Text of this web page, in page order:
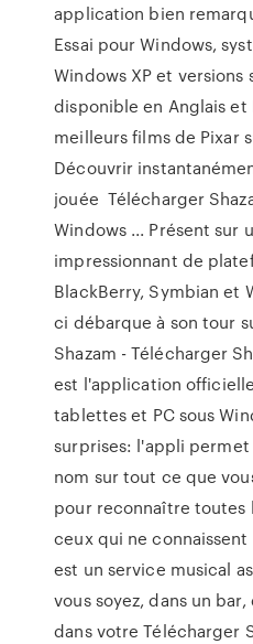
application bien
Essai pour Windows,
Windows XP et versions
disponible en Anglais et
meilleurs films de Pixar
Découvrir
jouée Télécharger
Windows ... Présent sur
impressionnant de
BlackBerry, Symbian et
ci débarque à son tour
Shazam - Télécharger
est l'application
tablettes et PC sous
surprises: l'appli
nom sur tout ce que
pour reconnaître toutes
ceux qui ne connaissent
est un service musical
vous soyez, dans un
dans votre Télécharger